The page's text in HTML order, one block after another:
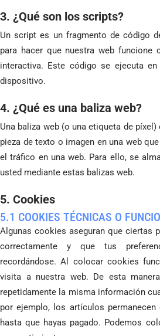
3. ¿Qué son los scripts?
Un script es un fragmento de código
para hacer que nuestra web funcione
interactiva. Este código se ejecuta
dispositivo.
4. ¿Qué es una baliza web?
Una baliza web (o una etiqueta de
pieza de texto o imagen en una web
el tráfico en una web. Para ello, se
usted mediante estas balizas web.
5. Cookies
5.1 COOKIES TÉCNICAS O
Algunas cookies aseguran que ciertas
correctamente y que tus
recordándose. Al colocar cookies
visita a nuestra web. De esta
repetidamente la misma información
por ejemplo, los artículos
hasta que hayas pagado. Podemos